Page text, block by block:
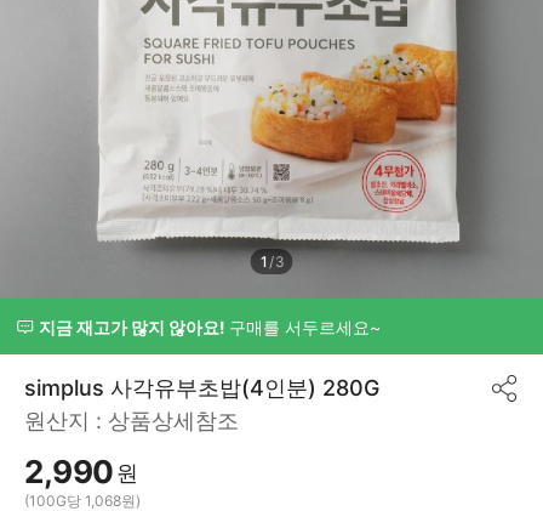
1/3
지금 재고가 많지 않아요! 구매를 서두르세요~
simplus 사각유부초밥(4인분) 280G
원산지 : 상품상세참조
2,990원
(100G당 1,068원)
공